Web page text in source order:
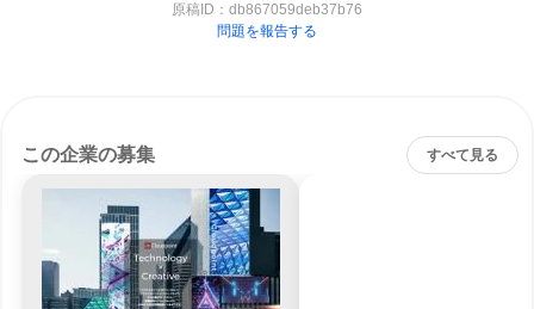
原稿ID： db867059deb37b76
問題を報告する
この企業の募集 すべて見る